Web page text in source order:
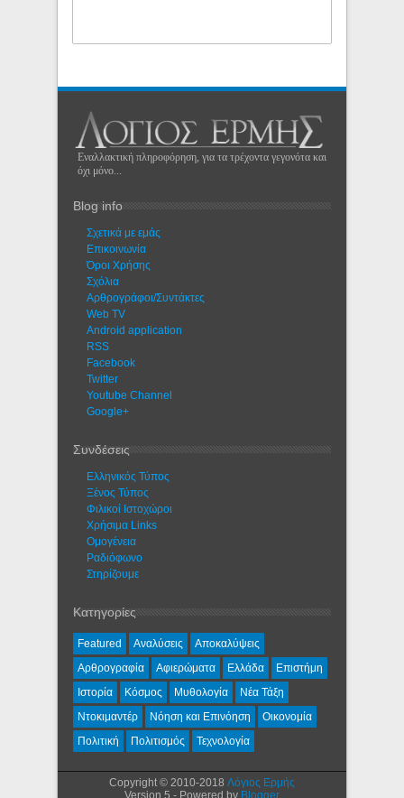
Εναλλακτική πληροφόρηση, για τα τρέχοντα γεγονότα και
όχι μόνο...
Blog info
Σχετικά με εμάς
Eπικοινωνία
Όροι Χρήσης
Σχόλια
Αρθρογράφοι/Συντάκτες
Web TV
Android application
RSS
Facebook
Twitter
Youtube Channel
Google+
Συνδέσεις
Ελληνικός Τύπος
Ξένος Τύπος
Φιλικοί Ιστοχώροι
Χρήσιμα Links
Ομογένεια
Ραδιόφωνο
Στηρίζουμε
Κατηγορίες
Featured Αναλύσεις
Αποκαλύψεις
Αρθρογραφία
Αφιερώματα Ελλάδα
Επιστήμη
Ιστορία
Κόσμος Μυθολογία
Νέα Τάξη
Ντοκιμαντέρ
Νόηση και Επινόηση
Οικονομία
Πολιτική
Πολιτισμός Τεχνολογία
Copyright © 2010-2018 Λόγιος Ερμής